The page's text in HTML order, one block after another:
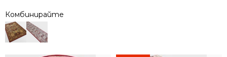
Комбинирайте